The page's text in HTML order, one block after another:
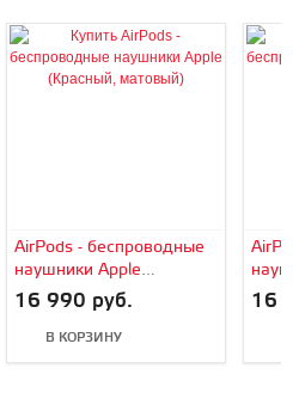
AirPods - беспроводные
наушники Apple
(Красный, матовый)
16 990 руб.
В КОРЗИНУ
16